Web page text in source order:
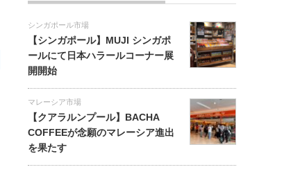
シンガポール市場
【シンガポール】MUJI シンガポ
ールにて日本ハラールコーナー展
開開始
マレーシア市場
【クアラルンプール】BACHA
COFFEEが念願のマレーシア進出
を果たす